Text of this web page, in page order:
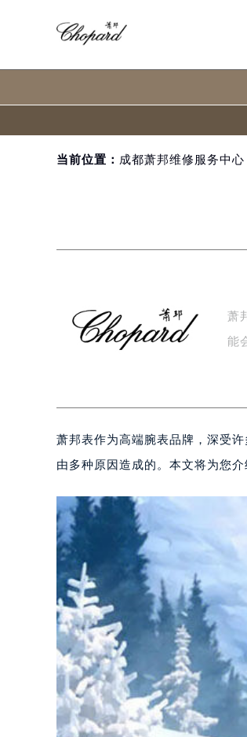
当前位置： 成都萧邦维修服务中心
萧
能
萧邦表作为高端腕表品牌，深受
由多种原因造成的。本文将为您